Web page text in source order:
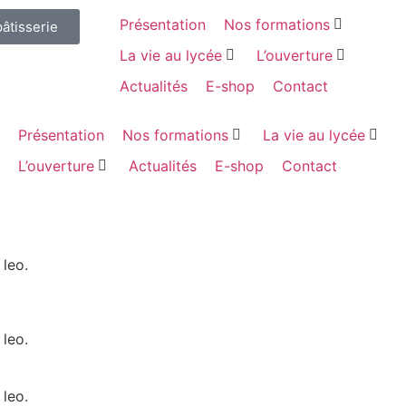
Présentation
Nos formations
La vie au lycée
L’ouverture
Actualités
E-shop Contact
Présentation Nos formations
La vie au lycée
L’ouverture
Actualités E-shop Contact